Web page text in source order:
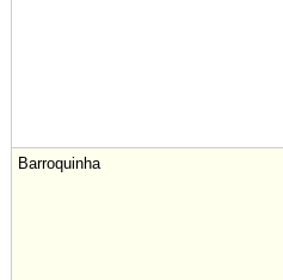
Barroquinha